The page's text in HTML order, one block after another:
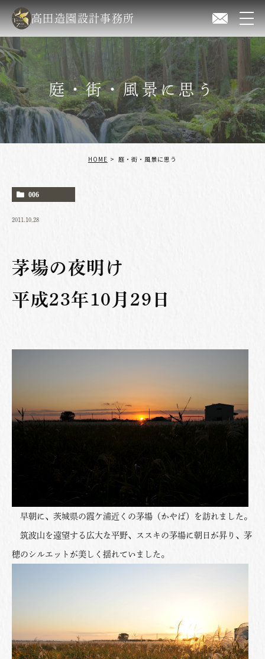
高田造園設計事務所
庭・街・風景に思う
HOME 庭・街・風景に思う
006
2011.10.28
茅場の夜明け
平成23年10月29日
早朝に、茨城県の霞ケ浦近くの茅場（かやば）を訪れました。
筑波山を遠望する広大な平野、ススキの茅場に朝日が昇り、茅
穂のシルエットが美しく揺れていました。